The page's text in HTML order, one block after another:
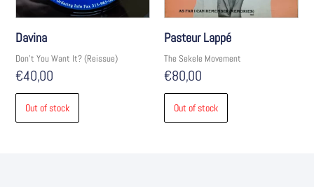
Davina
Don't You Want It? (Reissue)
€40,00
Out of stock
Pasteur Lappé
The Sekele Movement
€80,00
Out of stock